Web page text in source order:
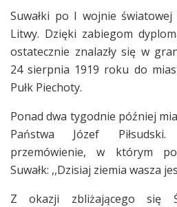
Suwałki po I wojnie światowej
Litwy. Dzięki zabiegom
ostatecznie znalazły się w
24 sierpnia 1919 roku do
Pułk Piechoty.
Ponad dwa tygodnie później
Państwa Józef Piłsudski.
przemówienie, w którym
Suwałk: ,,Dzisiaj ziemia wasza
Z okazji zbliżającego się